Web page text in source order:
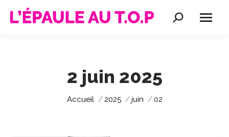
Recherche
2 juin 2025
Vous êtes ici :
Accueil 2025 juin 02